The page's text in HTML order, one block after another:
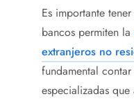
Es importante
bancos permiten la
extranjeros no
fundamental
especializadas